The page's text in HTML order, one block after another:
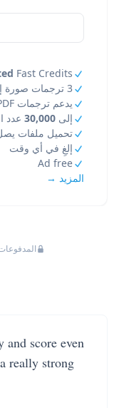
Fast Credits
3 ترجمات صورة إلى صورة/اليوم
يدعم ترجمات PDF الممسوحة ضوئيا
إلى 30,000 عدد
تحميل ملفات
إلغِ في أي وقت
Ad free
المزيد →
score even
really strong